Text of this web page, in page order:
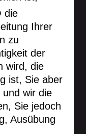
die
Ihrer
zu
der
wird, die
ist, Sie aber
wir die
Sie jedoch
Ausübung